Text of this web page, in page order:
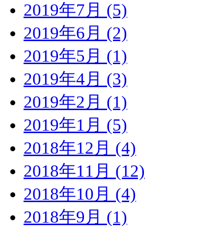
2019年7月 (5)
2019年6月 (2)
2019年5月 (1)
2019年4月 (3)
2019年2月 (1)
2019年1月 (5)
2018年12月 (4)
2018年11月 (12)
2018年10月 (4)
2018年9月 (1)